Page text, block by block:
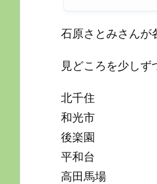
石原さとみさんが
見どころを少し
北千住
和光市
後楽園
平和台
高田馬場